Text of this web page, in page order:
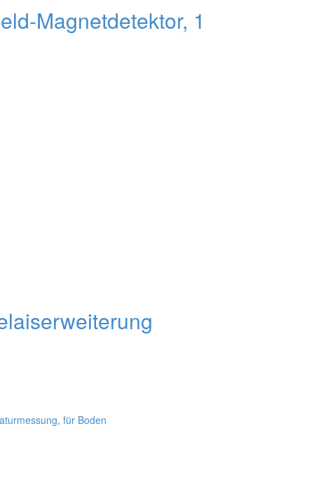
Magnetdetektor, 1